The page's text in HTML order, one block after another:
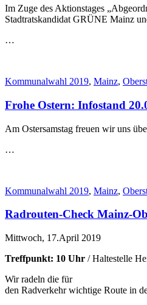
Im Zuge des Aktionstages
Stadtratskandidat GRÜNE Mainz
…
Kommunalwahl 2019, Mainz,
Frohe Ostern: Infostand
Am Ostersamstag freuen wir uns
…
Kommunalwahl 2019, Mainz,
Radrouten-Check Mainz-
Mittwoch, 17.April 2019
Treffpunkt: 10 Uhr / Haltestelle
Wir radeln die für
den Radverkehr wichtige Route in